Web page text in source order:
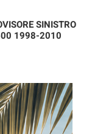
SINISTRO
1998-2010